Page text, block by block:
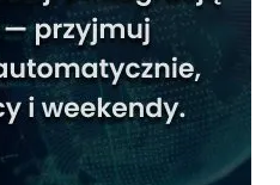
niezadowolenia
lub usługi, Soft
do bezpłatnej poprawy lub
specyfikacją
próbach poprawy
uzgodnionych wymagań,